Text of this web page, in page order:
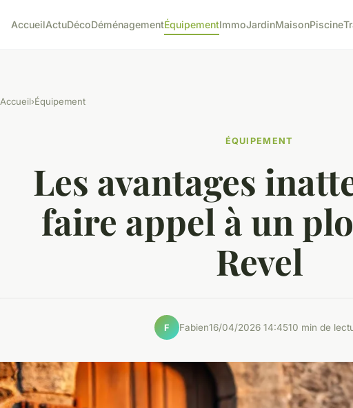
AccueilActuDécoDéménagementÉquipementImmoJardinMaisonPiscine
Accueil›Équipement
ÉQUIPEMENT
Les avantages
faire appel à un
Revel
F Fabien16/04/2026 14:4510 min de